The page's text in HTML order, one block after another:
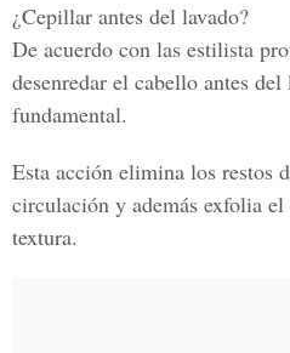
¿Cepillar antes del lavado?
De acuerdo con las estilista
desenredar el cabello antes
fundamental.
Esta acción elimina los restos
circulación y además exfolia
textura.